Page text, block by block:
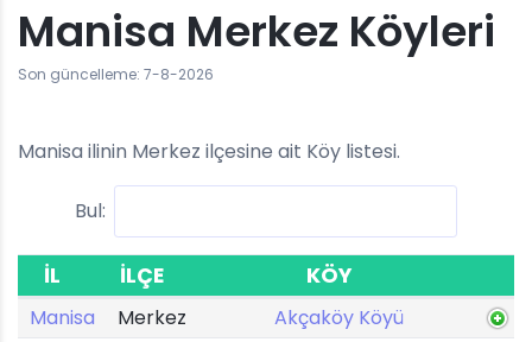
Manisa Merkez Köyleri
Son güncelleme: 7-8-2026
Manisa ilinin Merkez ilçesine ait Köy listesi.
Bul:
İL İLÇE KÖY
Manisa Merkez
Akçaköy Köyü